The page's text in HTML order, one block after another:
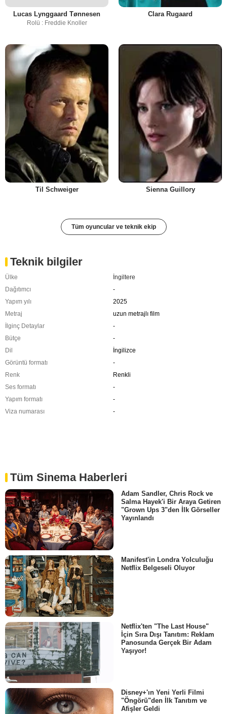
Lucas Lynggaard Tønnesen
Rolü : Freddie Knoller
Clara Rugaard
Til Schweiger Sienna Guillory
Tüm oyuncular ve teknik ekip
Teknik bilgiler
Ülke
İngiltere
Dağıtımcı
-
Yapım yılı
2025
Metraj
uzun metrajlı film
İlginç Detaylar
-
Bütçe
-
Dil
İngilizce
Görüntü formatı
-
Renk
Renkli
Ses formatı
-
Yapım formatı
-
Viza numarası
-
Tüm Sinema Haberleri
Adam Sandler, Chris Rock ve
Salma Hayek'i Bir Araya Getiren
"Grown Ups 3"den İlk Görseller
Yayınlandı
Manifest'in Londra Yolculuğu
Netflix Belgeseli Oluyor
Netflix'ten "The Last House"
İçin Sıra Dışı Tanıtım: Reklam
Panosunda Gerçek Bir Adam
Yaşıyor!
Disney+'ın Yeni Yerli Filmi
"Öngörü"den İlk Tanıtım ve
Afişler Geldi